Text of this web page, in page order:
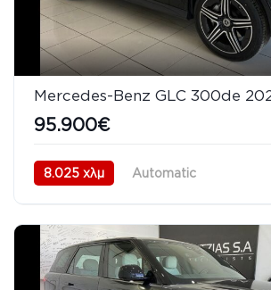
95.900€
8.025 χλμ
Automatic
01/2026